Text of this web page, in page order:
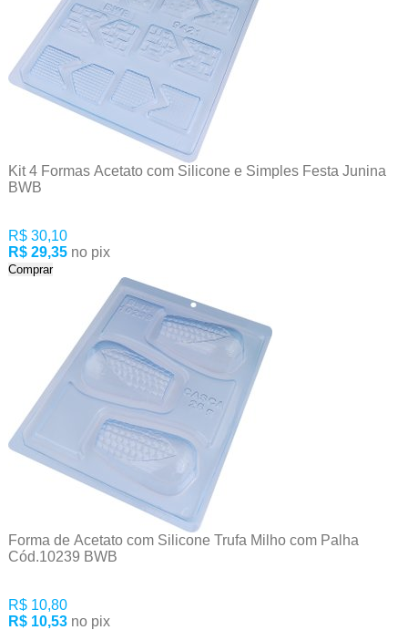
Kit 4 Formas Acetato com Silicone e Simples Festa Junina
BWB
R$ 30,10
R$ 29,35
no pix
Comprar
Forma de Acetato com Silicone Trufa Milho com Palha
Cód.10239 BWB
R$ 10,80
R$ 10,53
no pix